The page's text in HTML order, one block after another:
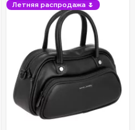
Летняя распродажа 🌷